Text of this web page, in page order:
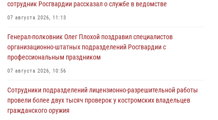
сотрудник Росгвардии рассказал о службе в ведомстве
07 августа 2026, 11:13
Генерал-полковник Олег Плохой поздравил специалистов
организационно-штатных подразделений Росгвардии с
профессиональным праздником
07 августа 2026, 10:56
Сотрудники подразделений лицензионно-разрешительной работы
провели более двух тысяч проверок у костромских владельцев
гражданского оружия